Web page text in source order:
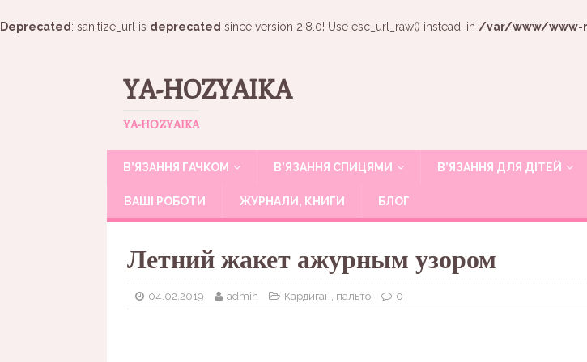
Deprecated : sanitize_url is deprecated since version 2.8.0! Use esc_url_raw() instead. in /var/www/www-
YA-HOZYAIKA
YA-HOZYAIKA
В’ЯЗАННЯ ГАЧКОМ В’ЯЗАННЯ СПИЦЯМИ В’ЯЗАННЯ ДЛЯ ДІТЕЙ
ВАШІ РОБОТИ ЖУРНАЛИ, КНИГИ БЛОГ
Летний жакет ажурным узором
04.02.2019 admin Кардиган, пальто 0